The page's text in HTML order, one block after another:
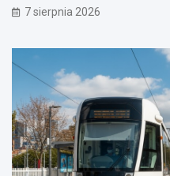
7 sierpnia 2026